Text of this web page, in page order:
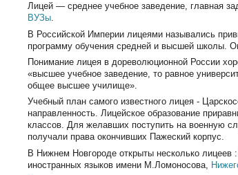
Лицей — среднее учебное заведение, главная
ВУЗы.
В Российской Империи лицеями назывались
программу обучения средней и высшей школы.
Понимание лицея в дореволюционной России
«высшее учебное заведение, то равное
общее высшее училище».
Учебный план самого известного лицея -
направленность. Лицейское образование
классов. Для желавших поступить на военную
получали права окончивших Пажеский корпус.
В Нижнем Новгороде открыты несколько лицеев :
иностранных языков имени М.Ломоносова,